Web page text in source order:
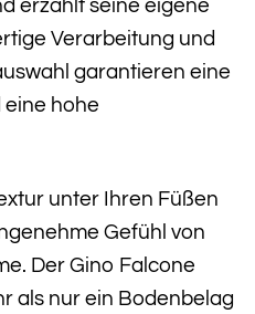
erzählt seine eigene
Verarbeitung und
garantieren eine
eine hohe
unter Ihren Füßen
Gefühl von
Der Gino Falcone
als nur ein Bodenbelag